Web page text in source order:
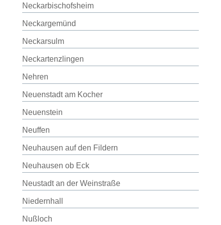
Neckarbischofsheim
Neckargemünd
Neckarsulm
Neckartenzlingen
Nehren
Neuenstadt am Kocher
Neuenstein
Neuffen
Neuhausen auf den Fildern
Neuhausen ob Eck
Neustadt an der Weinstraße
Niedernhall
Nußloch